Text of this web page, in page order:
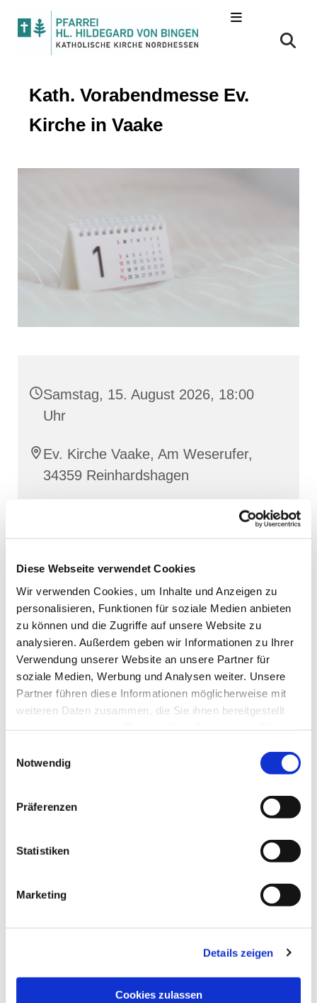
Diese Webseite verwendet Cookies
Wir verwenden Cookies, um Inhalte und Anzeigen zu
personalisieren, Funktionen für soziale Medien anbieten
zu können und die Zugriffe auf unsere Website zu
analysieren. Außerdem geben wir Informationen zu Ihrer
Verwendung unserer Website an unsere Partner für
soziale Medien, Werbung und Analysen weiter. Unsere
Partner führen diese Informationen möglicherweise mit
weiteren Daten zusammen, die Sie ihnen bereitgestellt
Notwendig
Präferenzen
Statistiken
Marketing
Details zeigen
Cookies zulassen
Kath. Vorabendmesse Ev.
Kirche in Vaake
Samstag, 15. August 2026, 18:00
Uhr
Ev. Kirche Vaake, Am Weserufer,
34359 Reinhardshagen